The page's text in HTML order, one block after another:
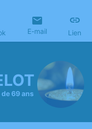
E-mail Lien
69 ans